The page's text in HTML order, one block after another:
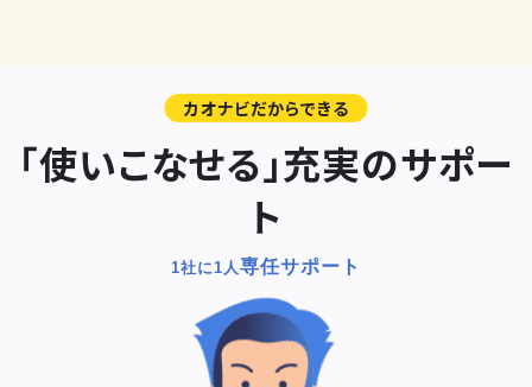
カオナビだからできる
「使いこなせる」充実のサポー
ト
1社に1人専任サポート